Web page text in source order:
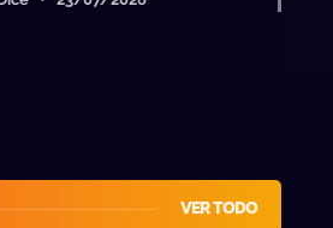
VER TODO